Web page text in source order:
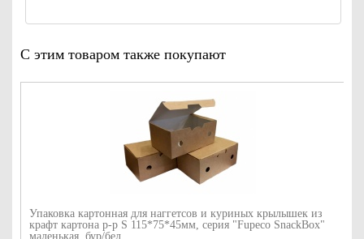
С этим товаром также покупают
Упаковка картонная для наггетсов и куриных крылышек из
крафт картона р-р S 115*75*45мм, серия "Fupeco SnackBox"
маленькая, бур/бел